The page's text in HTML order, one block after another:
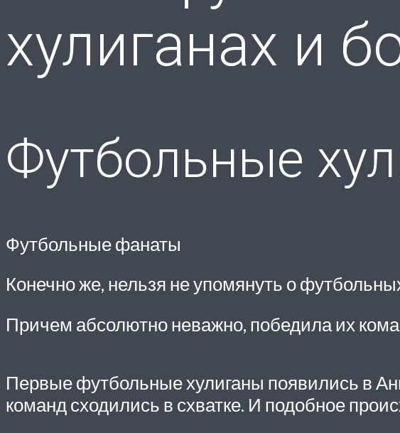
хулиганах и
Футбольные
Футбольные фанаты
Конечно же, нельзя не упомянуть о
Причем абсолютно неважно, победила их
Первые футбольные хулиганы появились в
команд сходились в схватке. И подобное